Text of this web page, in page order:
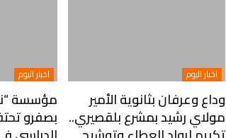
اخبار اليوم
وداع وعرفان بثانوية الأمير
مولاي رشيد بمشرع بلقصيري..
اخبار اليوم
مؤسسة
بصفرو